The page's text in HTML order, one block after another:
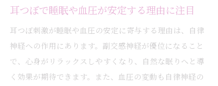
耳つぼで睡眠や血圧が安定する理由に注目
耳つぼ刺激が睡眠や血圧の安定に寄与する理由は、自律
神経への作用にあります。副交感神経が優位になること
で、心身がリラックスしやすくなり、自然な眠りへと導
く効果が期待できます。また、血圧の変動も自律神経の